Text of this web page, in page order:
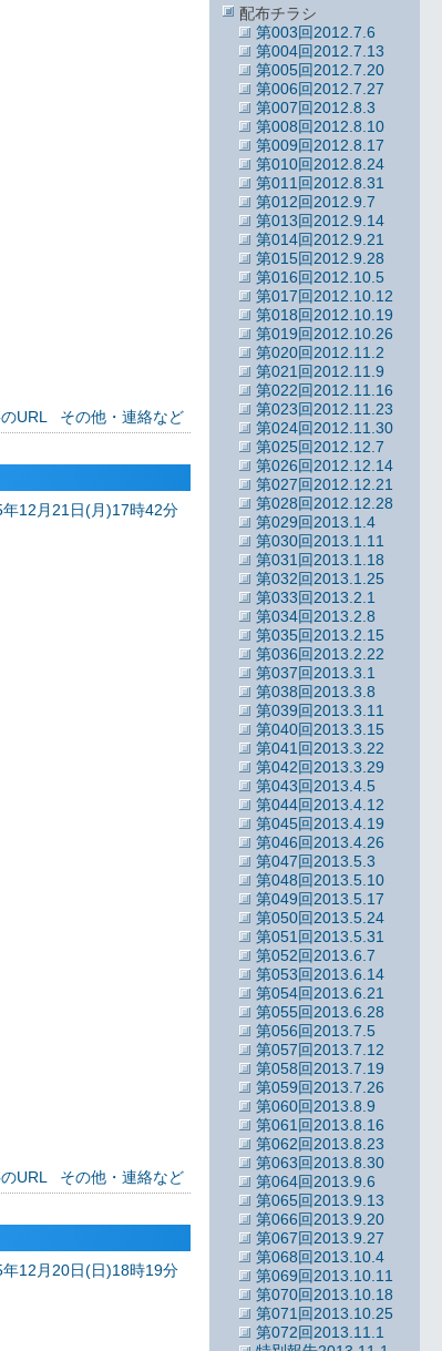
配布チラシ
第003回2012.7.6
第004回2012.7.13
第005回2012.7.20
第006回2012.7.27
第007回2012.8.3
第008回2012.8.10
第009回2012.8.17
第010回2012.8.24
第011回2012.8.31
第012回2012.9.7
第013回2012.9.14
第014回2012.9.21
第015回2012.9.28
第016回2012.10.5
第017回2012.10.12
第018回2012.10.19
第019回2012.10.26
第020回2012.11.2
第021回2012.11.9
第022回2012.11.16
第023回2012.11.23
第024回2012.11.30
第025回2012.12.7
第026回2012.12.14
第027回2012.12.21
第028回2012.12.28
第029回2013.1.4
第030回2013.1.11
第031回2013.1.18
第032回2013.1.25
第033回2013.2.1
第034回2013.2.8
第035回2013.2.15
第036回2013.2.22
第037回2013.3.1
第038回2013.3.8
第039回2013.3.11
第040回2013.3.15
第041回2013.3.22
第042回2013.3.29
第043回2013.4.5
第044回2013.4.12
第045回2013.4.19
第046回2013.4.26
第047回2013.5.3
第048回2013.5.10
第049回2013.5.17
第050回2013.5.24
第051回2013.5.31
第052回2013.6.7
第053回2013.6.14
第054回2013.6.21
第055回2013.6.28
第056回2013.7.5
第057回2013.7.12
第058回2013.7.19
第059回2013.7.26
第060回2013.8.9
第061回2013.8.16
第062回2013.8.23
第063回2013.8.30
第064回2013.9.6
第065回2013.9.13
第066回2013.9.20
第067回2013.9.27
第068回2013.10.4
第069回2013.10.11
第070回2013.10.18
第071回2013.10.25
第072回2013.11.1
URL その他・連絡など
年12月21日(月)17時42分
URL その他・連絡など
年12月20日(日)18時19分